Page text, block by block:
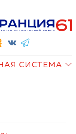
СИСТЕМА